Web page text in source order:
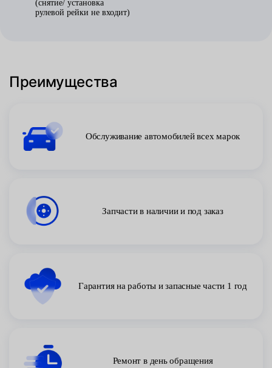
(снятие/ установка
рулевой рейки не входит)
Преимущества
Обслуживание автомобилей всех марок
Запчасти в наличии и под заказ
Гарантия на работы и запасные части 1 год
Ремонт в день обращения